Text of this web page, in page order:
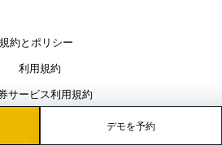
デモを予約
規約とポリシー
利用規約
サービス利用規約